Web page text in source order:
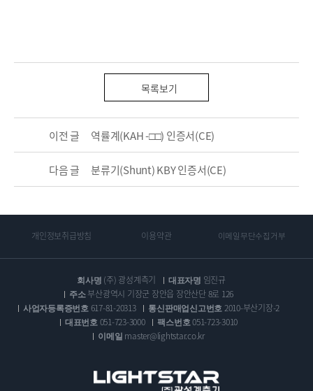
목록보기
이전 글 역률계(KAH -□□) 인증서(CE)
다음 글 분류기(Shunt) KBY 인증서(CE)
개인정보취급방침 이용약관 이메일무단수집거부
회사명 (주) 광성계측기 대표자명 임진규
주소부산광역시 기장군 장안읍 장안산단 8로 126
사업자등록증번호 617-81-20313 통신판매업신고번호 2010-부산기장-2
대표번호 051-723-3000 팩스번호051-723-3010
이메일 master@lightstar.co.kr